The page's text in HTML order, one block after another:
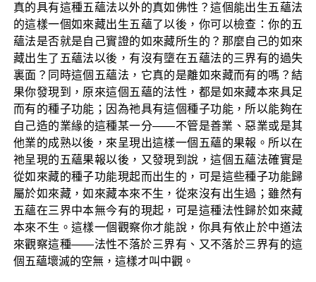
真的具有這種五蘊法以外的真如佛性？這個能出生五蘊法
的這樣一個如來藏出生五蘊了以後，你可以檢查：你的五
蘊法是否就是自己實證的如來藏所生的？那麼自己的如來
藏出生了五蘊法以後，有沒有墮在五蘊法的三界有的過失
裏面？同時這個五蘊法，它真的是離如來藏而有的嗎？結
果你發現到，原來這個五蘊的法性，都是如來藏本來具足
而有的種子功能；因為祂具有這個種子功能，所以能夠在
自己造的業緣的這種某一分——不管是善業、惡業或是其
他業的成熟以後，來呈現出這樣一個五蘊的果報。所以在
祂呈現的五蘊果報以後，又發現到說，這個五蘊法確實是
從如來藏的種子功能現起而出生的，可是這些種子功能歸
屬於如來藏，如來藏本來不生，從來沒有出生過；雖然有
五蘊在三界中本無今有的現起，可是這種法性歸於如來藏
本來不生。這樣一個觀察你才能說，你具有依止於中道法
來觀察這種——法性不落於三界有、又不落於三界有的這
個五蘊壞滅的空無，這樣才叫中觀。